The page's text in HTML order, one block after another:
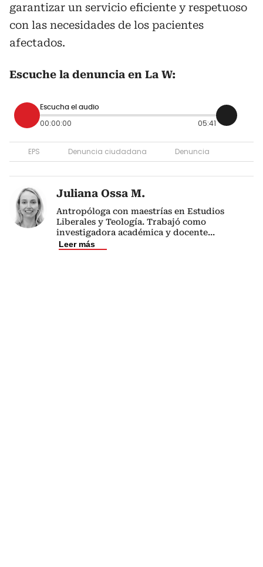
garantizar un servicio eficiente y respetuoso
con las necesidades de los pacientes
afectados.
Escuche la denuncia en La W:
Escucha el audio
00:00:00 05:41
EPS Denuncia ciudadana Denuncia
Juliana Ossa M.
Antropóloga con maestrías en Estudios
Liberales y Teología. Trabajó como
investigadora académica y docente...
Leer más